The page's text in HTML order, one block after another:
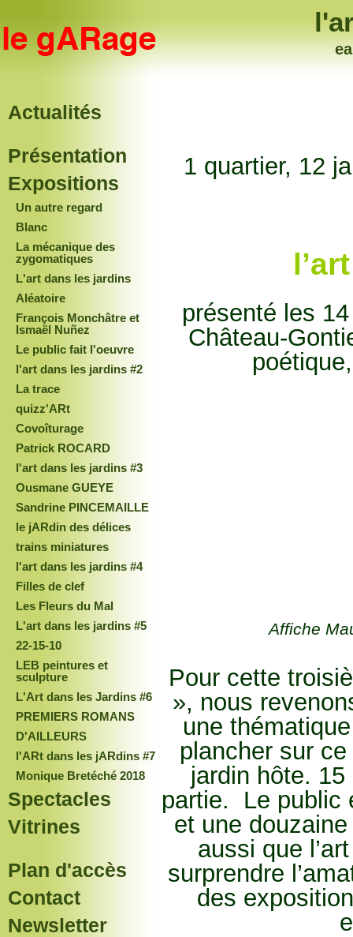
Actualités
Présentation
Expositions
Un autre regard
Blanc
La mécanique des
zygomatiques
L'art dans les jardins
Aléatoire
François Monchâtre et
Ismaël Nuñez
Le public fait l'oeuvre
l'art dans les jardins #2
La trace
quizz'ARt
Covoîturage
Patrick ROCARD
l'art dans les jardins #3
Ousmane GUEYE
Sandrine PINCEMAILLE
le jARdin des délices
trains miniatures
l'art dans les jardins #4
Filles de clef
Les Fleurs du Mal
L'art dans les jardins #5
22-15-10
LEB peintures et
sculpture
L'Art dans les Jardins #6
PREMIERS ROMANS
D'AILLEURS
l'ARt dans les jARdins #7
Monique Bretéché 2018
Spectacles
Vitrines
Plan d'accès
Contact
Newsletter
1 quartier, 12
présenté les
Château-
Affiche
Pour cette
», nous
une
plancher sur
jardin hôte.
partie. Le public
et une
aussi que
surprendre
des